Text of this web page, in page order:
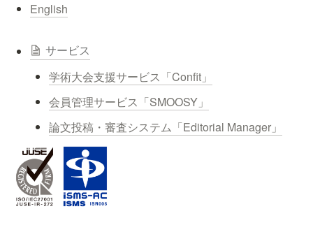
English
サービス
学術大会支援サービス「Confit」
会員管理サービス「SMOOSY」
論文投稿・審査システム「Editorial Manager」